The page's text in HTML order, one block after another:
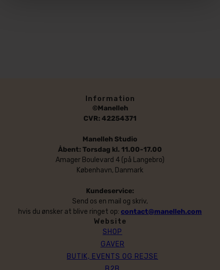
Information
©Manelleh
CVR: 42254371
Manelleh Studio
Åbent: Torsdag kl. 11.00-17.00
Amager Boulevard 4 (på Langebro)
København, Danmark
Kundeservice:
Send os en mail og skriv,
hvis du ønsker at blive ringet op: contact@manelleh.com
Website
SHOP
GAVER
BUTIK, EVENTS OG REJSE